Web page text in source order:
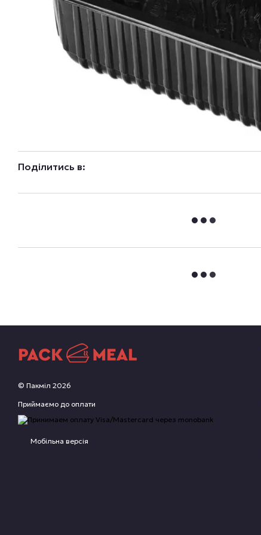
Поділитись в:
© Пакміл 2026
Приймаємо до оплати
Мобільна версія